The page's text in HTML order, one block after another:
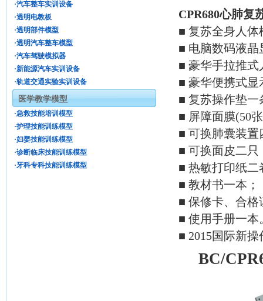
CPR680心肺复
■ 复苏全身人体
■ 电脑数码液晶
■ 豪华手拉推
■ 豪华便携式
■ 复苏操作垫一
■ 屏障面膜(50
■ 可换肺囊装置
■ 可换面皮二只
■ 热敏打印纸二
■ 教材书一本；
■ 保修卡、合格
■ 使用手册一本
■ 2015国际新
BC/
·汽车整车实训设备
·透明电教板
·透明部件模型
·透明汽车整车模型
·汽车驾驶模拟器
·新能源汽车实训设备
·轨道交通实验实训设备
医学教学模型
·急救技能培训模型
·护理技能训练模型
·妇婴技能训练模型
·诊断临床技能训练模型
·牙科专科技能训练模型